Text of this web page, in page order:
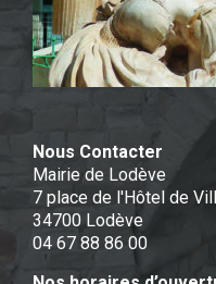
Nous Contacter
Mairie de Lodève
7 place de l'Hôtel de
34700 Lodève
04 67 88 86 00